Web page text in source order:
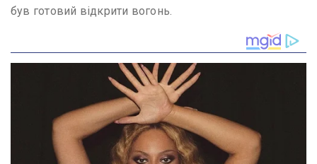
був готовий відкрити вогонь.